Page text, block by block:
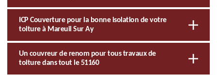
ICP Couverture pour la bonne isolation de votre
toiture à Mareuil Sur Ay
Un couvreur de renom pour tous travaux de
toiture dans tout le 51160